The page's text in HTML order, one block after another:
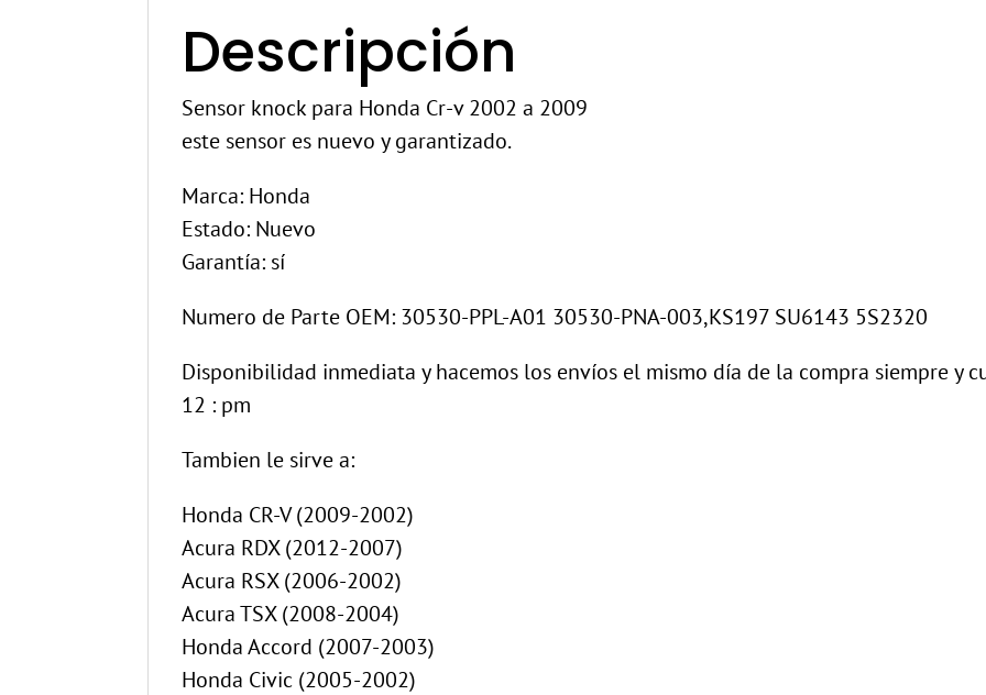
Descripción
Sensor knock para Honda Cr-v 2002 a 2009
este sensor es nuevo y garantizado.
Marca: Honda
Estado: Nuevo
Garantía: sí
Numero de Parte OEM: 30530-PPL-A01 30530-PNA-003,KS197 SU6143 5S2320
Disponibilidad inmediata y hacemos los envíos el mismo día de la compra siempre y
12 : pm
Tambien le sirve a:
Honda CR-V (2009-2002)
Acura RDX (2012-2007)
Acura RSX (2006-2002)
Acura TSX (2008-2004)
Honda Accord (2007-2003)
Honda Civic (2005-2002)